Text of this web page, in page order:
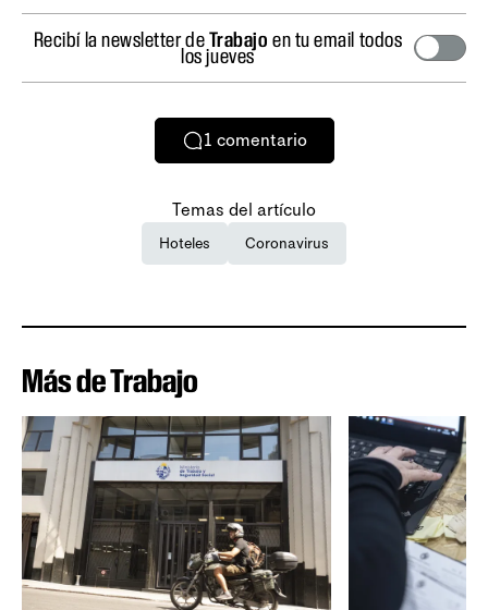
Recibí la newsletter deTrabajo en tu email todos
los jueves
1 comentario
Temas del artículo
Hoteles Coronavirus
Más de Trabajo